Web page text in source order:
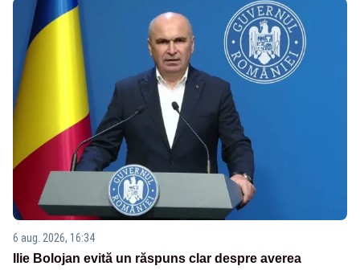
6 aug. 2026, 16:34
Ilie Bolojan evită un răspuns clar despre averea